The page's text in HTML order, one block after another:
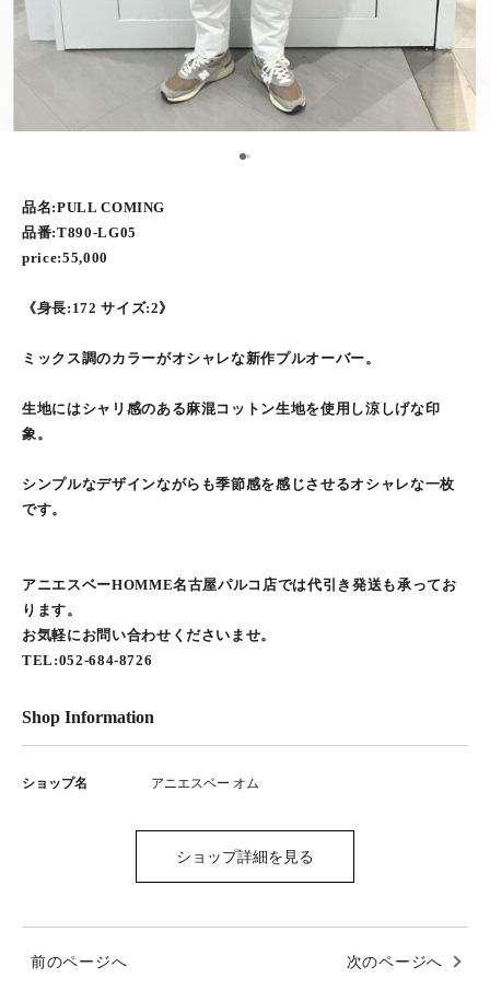
1
品名:PULL COMING
品番:T890-LG05
price:55,000
《身長:172 サイズ:2》
ミックス調のカラーがオシャレな新作プルオーバー。
生地にはシャリ感のある麻混コットン生地を使用し涼しげな印
象。
シンプルなデザインながらも季節感を感じさせるオシャレな一枚
です。
アニエスベーHOMME名古屋パルコ店では代引き発送も承ってお
ります。
お気軽にお問い合わせくださいませ。
TEL:052-684-8726
Shop Information
ショップ名 アニエスベー オム
ショップ詳細を見る
前のページへ 次のページへ